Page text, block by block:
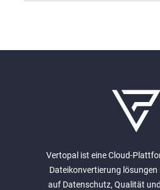
Vertopal ist eine Cloud-
Dateikonvertierung
auf Datenschutz, Qualität